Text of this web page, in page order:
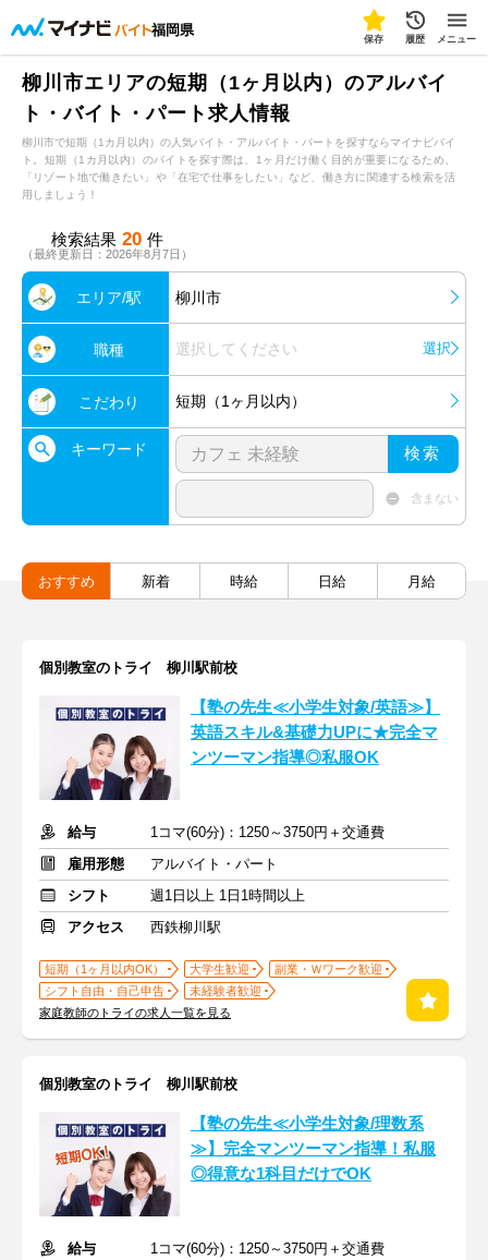
福岡県
保存 履歴 メニュー
柳川市エリアの短期（1ヶ月以内）のアルバイ
ト・バイト・パート求人情報
柳川市で短期（1カ月以内）の人気バイト・アルバイト・パートを探すならマイナビバイ
ト。短期（1カ月以内）のバイトを探す際は、1ヶ月だけ働く目的が重要になるため、
「リゾート地で働きたい」や「在宅で仕事をしたい」など、働き方に関連する検索を活
用しましょう！
検索結果 20 件
（最終更新日：2026年8月7日）
エリア/駅 柳川市
職種 選択してください 選択
こだわり 短期（1ヶ月以内）
キーワード 検索
含まない
おすすめ 新着 時給 日給 月給
個別教室のトライ 柳川駅前校
【塾の先生≪小学生対象/英語≫】
英語スキル&基礎力UPに★完全マ
ンツーマン指導◎私服OK
給与
1コマ(60分)：1250～3750円＋交通費
雇用形態
アルバイト・パート
シフト
週1日以上 1日1時間以上
アクセス
西鉄柳川駅
短期（1ヶ月以内OK） 大学生歓迎
副業・Ｗワーク歓迎
シフト自由・自己申告
未経験者歓迎
家庭教師のトライの求人一覧を見る
個別教室のトライ 柳川駅前校
【塾の先生≪小学生対象/理数系
≫】完全マンツーマン指導！私服
◎得意な1科目だけでOK
給与
1コマ(60分)：1250～3750円＋交通費